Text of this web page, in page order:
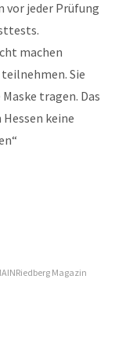
vor jeder Prüfung
machen
Sie
tragen. Das
keine
Magazin